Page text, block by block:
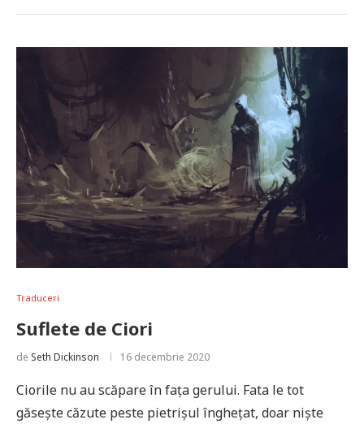
Traduceri
Suflete de Ciori
de Seth Dickinson 16 decembrie 2020
Ciorile nu au scăpare în fața gerului. Fata le tot
găsește căzute peste pietrișul înghețat, doar niște